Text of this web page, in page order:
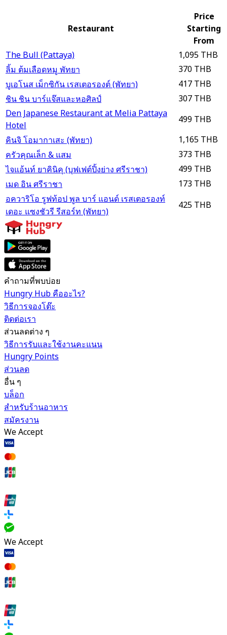
Restaurant
Price
Starting
From
The Bull (Pattaya)
1,095 THB
ลิ้ม ต้มเลือดหมู พัทยา
370 THB
บูเอโนส เม็กซิกัน เรสเตอรองต์ (พัทยา)
417 THB
ชิน ชิน บาร์แจ๊สและหอศิลป์
307 THB
Den Japanese Restaurant at Melia Pattaya
Hotel
499 THB
คินจิ โอมากาเสะ (พัทยา)
1,165 THB
ครัวคุณเล็ก & แสม
373 THB
ไจแอ้นท์ ยาคินิคุ (บุฟเฟต์ปิ้งย่าง ศรีราชา)
499 THB
เมด อิน ศรีราชา
173 THB
อควาริโอ รูฟท้อป พูล บาร์ แอนด์ เรสเตอรองท์
เดอะ แซงชัวรี รีสอร์ท (พัทยา)
425 THB
คำถามที่พบบ่อย
Hungry Hub คืออะไร?
วิธีการจองโต๊ะ
ติดต่อเรา
ส่วนลดต่าง ๆ
วิธีการรับและใช้งานคะแนน
Hungry Points
ส่วนลด
อื่น ๆ
บล็อก
สำหรับร้านอาหาร
สมัครงาน
We Accept
We Accept